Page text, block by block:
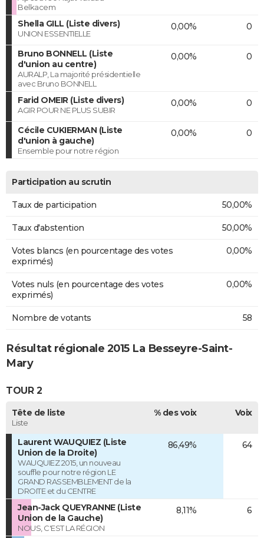
Belkacem
Shella GILL (Liste divers)
UNION ESSENTIELLE
0,00% 0
Bruno BONNELL (Liste
d'union au centre)
AURALP, La majorité présidentielle
avec Bruno BONNELL
0,00% 0
Farid OMEIR (Liste divers)
AGIR POUR NE PLUS SUBIR
0,00% 0
Cécile CUKIERMAN (Liste
d'union à gauche)
Ensemble pour notre région
0,00% 0
Participation au scrutin
Taux de participation 50,00%
Taux d'abstention 50,00%
Votes blancs (en pourcentage des votes
exprimés)
0,00%
Votes nuls (en pourcentage des votes
exprimés)
0,00%
Nombre de votants 58
Résultat régionale 2015 La Besseyre-Saint-
Mary
TOUR 2
Tête de liste
Liste
% des voix Voix
Laurent WAUQUIEZ (Liste
Union de la Droite)
WAUQUIEZ 2015, un nouveau
souffle pour notre région LE
GRAND RASSEMBLEMENT de la
DROITE et du CENTRE
86,49% 64
Jean-Jack QUEYRANNE (Liste
Union de la Gauche)
NOUS, C'EST LA RÉGION
8,11% 6